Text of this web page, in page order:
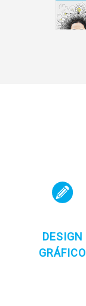
DESIGN
GRÁFICO